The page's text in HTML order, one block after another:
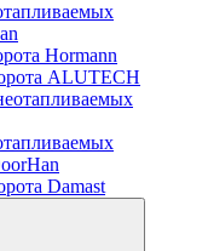
Hormann
ALUTECH
Damast